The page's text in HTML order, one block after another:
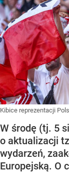
Kibice reprezentacji
W środę (tj. 5
o aktualizacji
wydarzeń,
Europejską. O